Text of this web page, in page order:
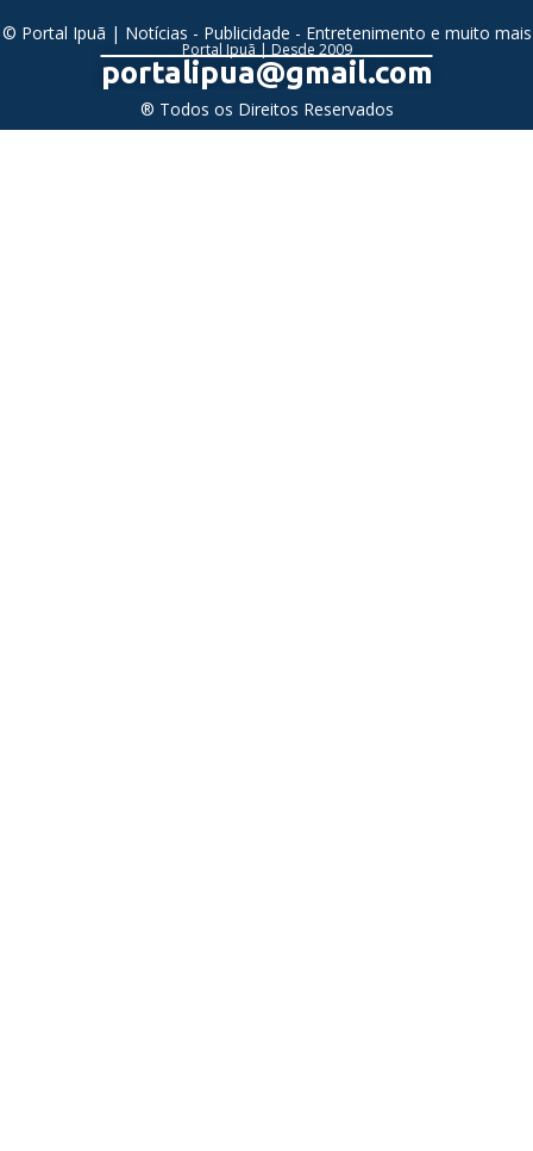
© Portal Ipuã | Notícias - Publicidade - Entretenimento e muito mais
Portal Ipuã | Desde 2009
portalipua@gmail.com
® Todos os Direitos Reservados